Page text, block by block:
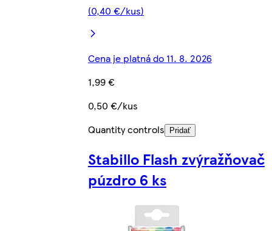
(0,40 €/kus)
Cena je platná do 11. 8. 2026
1,99 €
0,50 €/kus
Quantity controls
Pridať
Stabillo Flash zvýražňovač
púzdro 6 ks